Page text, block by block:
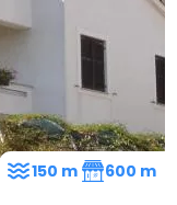
150 m 600 m